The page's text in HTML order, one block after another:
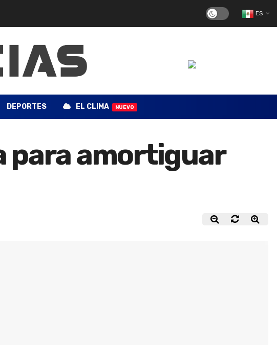
ES
DEPORTES EL CLIMA NUEVO
para amortiguar